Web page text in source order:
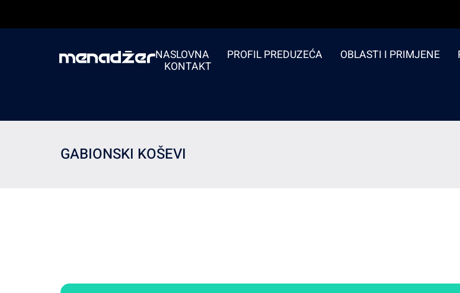
NASLOVNA PROFIL PREDUZEĆA OBLASTI I PRIMJENE
KONTAKT
GABIONSKI KOŠEVI